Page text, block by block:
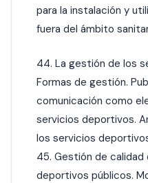
para la instalación y
fuera del ámbito
44. La gestión de los
Formas de gestión.
comunicación como
servicios deportivos.
los servicios
45. Gestión de calidad
deportivos públicos.